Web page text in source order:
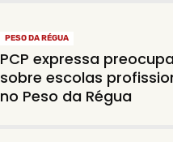
PESO DA RÉGUA
PCP expressa
sobre escolas
no Peso da Régua